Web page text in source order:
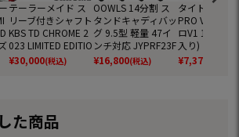
テーラーメイド ス
リーブ付きシャフト
KBS TD CHROME 2
023 LIMITED EDITIO
N USA直輸入品 (BR
NR MINI／STEALTH
¥30,000(税込)
OOWLS 14分割 ス
タンドキャディバッ
グ 9.5型 軽量 47イ
ンチ対応 JYPRF23F
SB 【JYPER'Sオリ
ジナル商品】
¥16,800(税込)
タイトリスト
PRO V1 ボー
ロV1 1ダース
入り) ゴルフ
2025年モデル
EIST 日本正
¥7,370
た商品